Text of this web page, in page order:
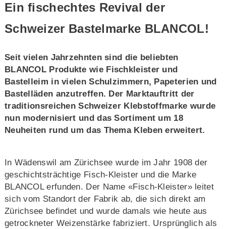
Ein fischechtes Revival der
Schweizer Bastelmarke BLANCOL!
Seit vielen Jahrzehnten sind die beliebten
BLANCOL Produkte wie Fischkleister und
Bastelleim in vielen Schulzimmern, Papeterien und
Bastelläden anzutreffen. Der Marktauftritt der
traditionsreichen Schweizer Klebstoffmarke wurde
nun modernisiert und das Sortiment um 18
Neuheiten rund um das Thema Kleben erweitert.
In Wädenswil am Zürichsee wurde im Jahr 1908 der
geschichtsträchtige Fisch-Kleister und die Marke
BLANCOL erfunden. Der Name «Fisch-Kleister» leitet
sich vom Standort der Fabrik ab, die sich direkt am
Zürichsee befindet und wurde damals wie heute aus
getrockneter Weizenstärke fabriziert. Ursprünglich als